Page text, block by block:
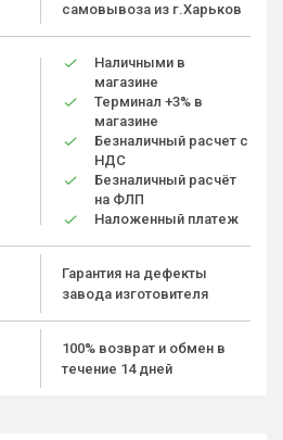
самовывоза из г.Харьков
Наличными в
магазине
Терминал +3% в
магазине
Безналичный расчет с
НДС
Безналичный расчёт
на ФЛП
Наложенный платеж
Гарантия на дефекты
завода изготовителя
100% возврат и обмен в
течение 14 дней